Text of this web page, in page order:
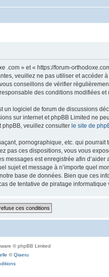
» et « https://forum-
veuillez ne pas utiliser et accéder
conseillons de vérifier
des conditions modifiées et
un logiciel de forum de discussions
sur internet et phpBB Limited ne
phpBB, veuillez consulter le site de
pornographique, etc. qui
pas ces dispositions, vous vous
messages est enregistrée afin
sujet et message à n’importe quel
base de données. Bien que ces
de tentative de piratage informatique
© phpBB Limited
©Qiaeru